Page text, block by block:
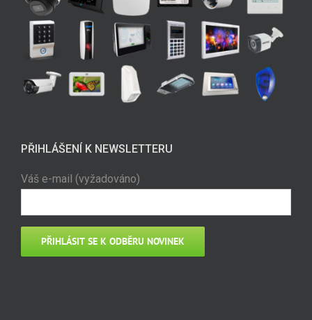
PŘIHLÁŠENÍ K NEWSLETTERU
Váš e-mail (vyžadováno)